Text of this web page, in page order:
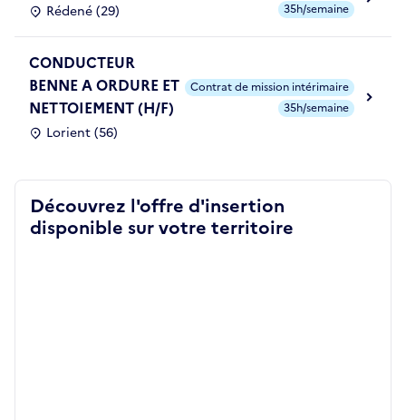
Rédené (29)
35h/semaine
CONDUCTEUR
BENNE A ORDURE ET
NETTOIEMENT (H/F)
Lorient (56)
Contrat de mission intérimaire
35h/semaine
Découvrez l'offre d'insertion
disponible sur votre territoire